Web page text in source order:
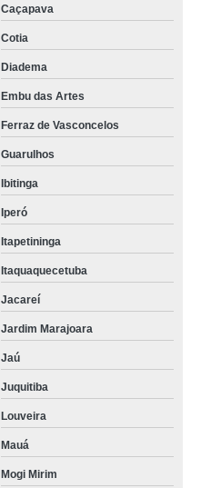
Caçapava
Cotia
Diadema
Embu das Artes
Ferraz de Vasconcelos
Guarulhos
Ibitinga
Iperó
Itapetininga
Itaquaquecetuba
Jacareí
Jardim Marajoara
Jaú
Juquitiba
Louveira
Mauá
Mogi Mirim